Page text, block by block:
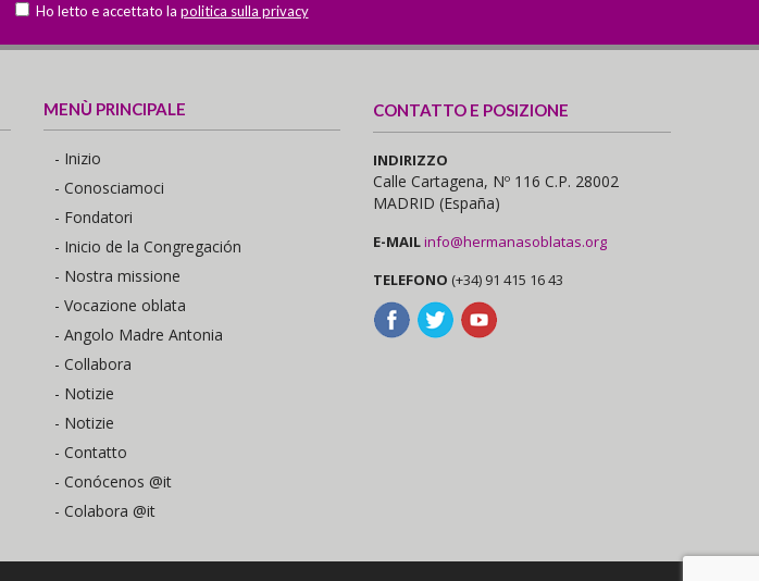
Ho letto e accettato la politica sulla privacy
MENÙ PRINCIPALE
- Inizio
- Conosciamoci
- Fondatori
- Inicio de la Congregación
- Nostra missione
- Vocazione oblata
- Angolo Madre Antonia
- Collabora
- Notizie
- Notizie
- Contatto
- Conócenos @it
- Colabora @it
CONTATTO E POSIZIONE
INDIRIZZO
Calle Cartagena, Nº 116 C.P. 28002
MADRID (España)
E-MAILinfo@hermanasoblatas.org
TELEFONO (+34) 91 415 16 43